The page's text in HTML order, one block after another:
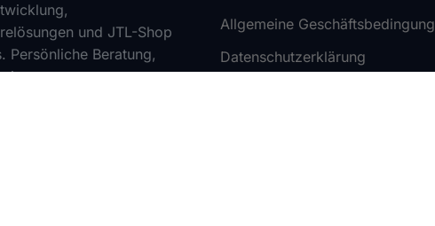
und JTL-Shop
Persönliche Beratung,
Allgemeine Geschäftsbedingung
Datenschutzerklärung